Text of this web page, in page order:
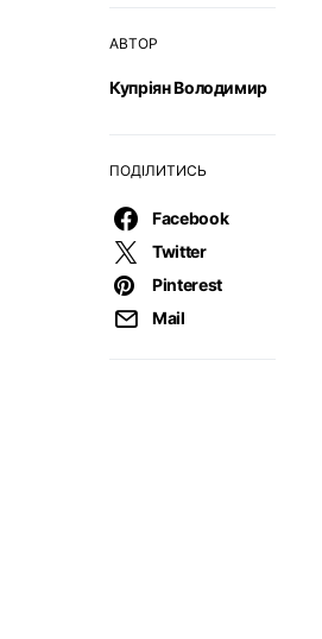
АВТОР
Купріян Володимир
ПОДІЛИТИСЬ
Facebook
Twitter
Pinterest
Mail